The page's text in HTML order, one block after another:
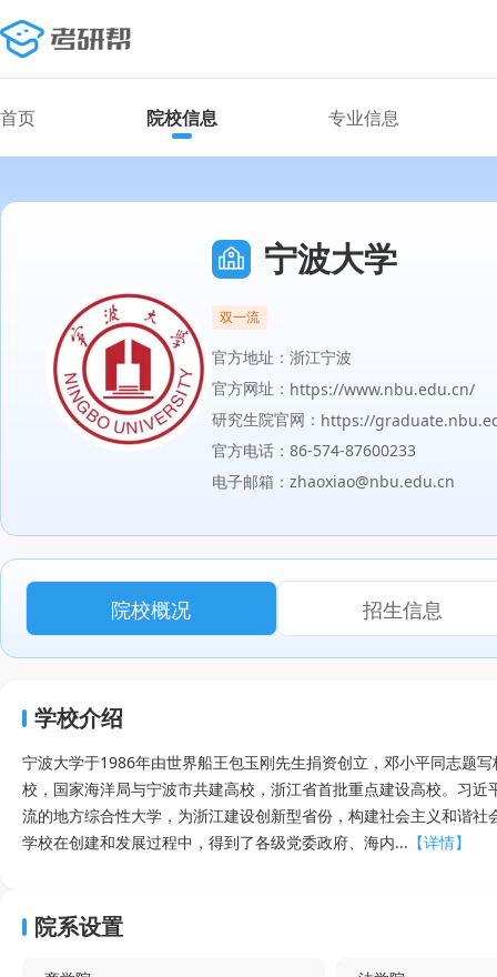
首页 院校信息 专业信息
宁波大学
双一流
官方地址：浙江宁波
官方网址： https://www.nbu.edu.cn/
研究生院官网： https://
官方电话：86-574-87600233
电子邮箱：zhaoxiao@nbu.edu.cn
院校概况 招生信息
学校介绍
宁波大学于1986年由世界船王包玉刚先生捐资创立，邓小平同志题
校，国家海洋局与宁波市共建高校，浙江省首批重点建设高校。习
流的地方综合性大学，为浙江建设创新型省份，构建社会主义和谐社
学校在创建和发展过程中，得到了各级党委政府、海内... 【详情】
院系设置